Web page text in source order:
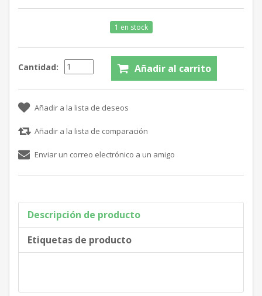
1 en stock
Cantidad:
Descripción de producto
Etiquetas de producto